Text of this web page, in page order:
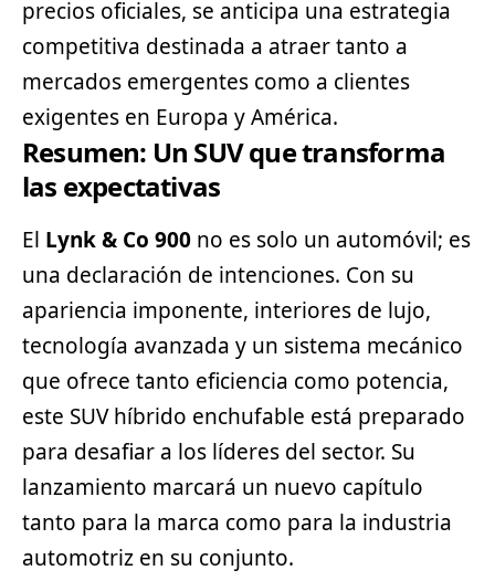
precios oficiales, se anticipa una estrategia
competitiva destinada a atraer tanto a
mercados emergentes como a clientes
exigentes en Europa y América.
Resumen: Un SUV que transforma
las expectativas
El Lynk & Co 900 no es solo un automóvil; es
una declaración de intenciones. Con su
apariencia imponente, interiores de lujo,
tecnología avanzada y un sistema mecánico
que ofrece tanto eficiencia como potencia,
este SUV híbrido enchufable está preparado
para desafiar a los líderes del sector. Su
lanzamiento marcará un nuevo capítulo
tanto para la marca como para la industria
automotriz en su conjunto.